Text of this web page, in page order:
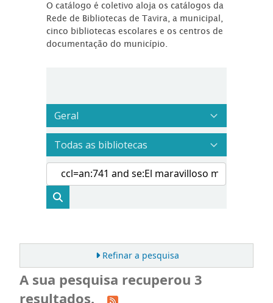
O catálogo é coletivo aloja os catálogos da
Rede de Bibliotecas de Tavira, a municipal,
cinco bibliotecas escolares e os centros de
documentação do município.
Refinar a pesquisa
A sua pesquisa recuperou 3